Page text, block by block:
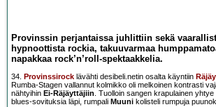
Provinssin perjantaissa juhlittiin sekä
hypnoottista rockia, takuuvarmaa
napakkaa rock’n’roll-spektaakkelia.
34. Provinssirock lävähti desibeli.netin osalta käyntiin
Rumba-Stagen vallannut kolmikko oli melkoinen kontrasti
nähtyihin Ei-Räjäyttäjiin. Tuolloin sangen krapulainen yhtye
blues-sovituksia läpi, rumpali Muuni kolisteli rumpuja